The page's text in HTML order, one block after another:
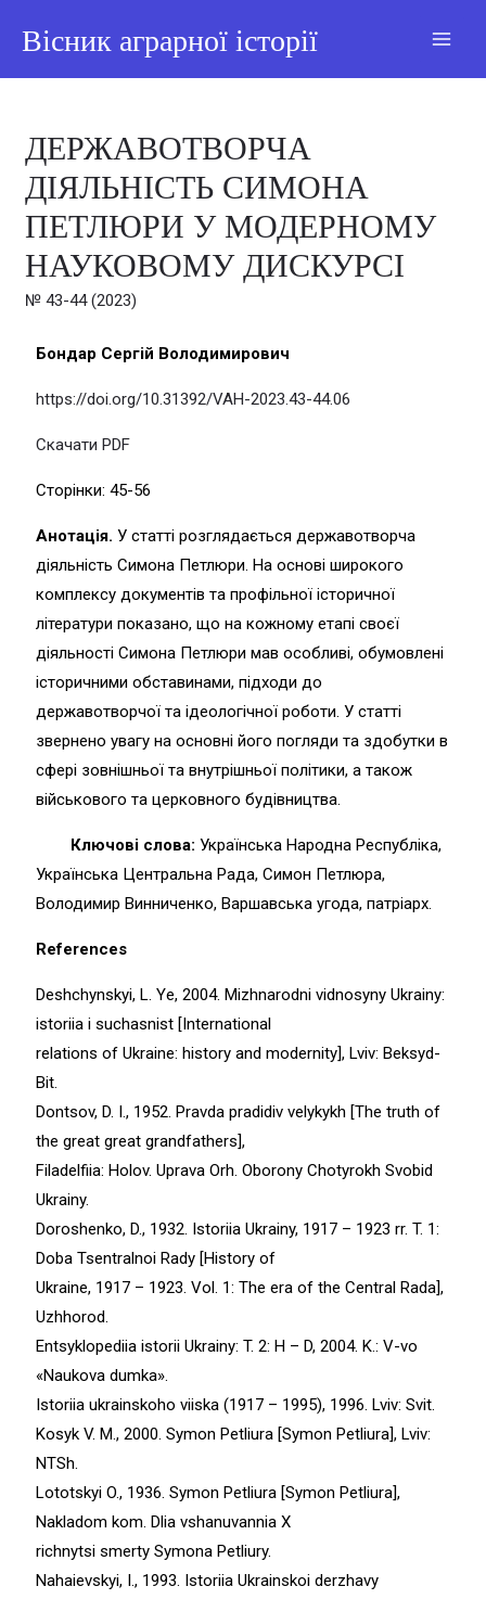
Вісник аграрної історії
ДЕРЖАВОТВОРЧА
ДІЯЛЬНІСТЬ СИМОНА
ПЕТЛЮРИ У МОДЕРНОМУ
НАУКОВОМУ ДИСКУРСІ
№ 43-44 (2023)
Бондар Сергій Володимирович
https://doi.org/10.31392/VAH-2023.43-44.06
Скачати PDF
Сторінки: 45-56
Анотація.У статті розглядається державотворча
діяльність Симона Петлюри. На основі широкого
комплексу документів та профільної історичної
літератури показано, що на кожному етапі своєї
діяльності Симона Петлюри мав особливі, обумовлені
історичними обставинами, підходи до
державотворчої та ідеологічної роботи. У статті
звернено увагу на основні його погляди та здобутки в
сфері зовнішньої та внутрішньої політики, а також
військового та церковного будівництва.
Ключові слова: Українська Народна Республіка,
Українська Центральна Рада, Симон Петлюра,
Володимир Винниченко, Варшавська угода, патріарх.
References
Deshchynskyi, L. Ye, 2004. Mizhnarodni vidnosyny Ukrainy:
istoriia i suchasnist [International
relations of Ukraine: history and modernity], Lviv: Beksyd-
Bit.
Dontsov, D. I., 1952. Pravda pradidiv velykykh [The truth of
the great great grandfathers],
Filadelfiia: Holov. Uprava Orh. Oborony Chotyrokh Svobid
Ukrainy.
Doroshenko, D., 1932. Istoriia Ukrainy, 1917 – 1923 rr. T. 1:
Doba Tsentralnoi Rady [History of
Ukraine, 1917 – 1923. Vol. 1: The era of the Central Rada],
Uzhhorod.
Entsyklopediia istorii Ukrainy: T. 2: H – D, 2004. K.: V-vo
«Naukova dumka».
Istoriia ukrainskoho viiska (1917 – 1995), 1996. Lviv: Svit.
Kosyk V. M., 2000. Symon Petliura [Symon Petliura], Lviv:
NTSh.
Lototskyi O., 1936. Symon Petliura [Symon Petliura],
Nakladom kom. Dlia vshanuvannia X
richnytsi smerty Symona Petliury.
Nahaievskyi, I., 1993. Istoriia Ukrainskoi derzhavy